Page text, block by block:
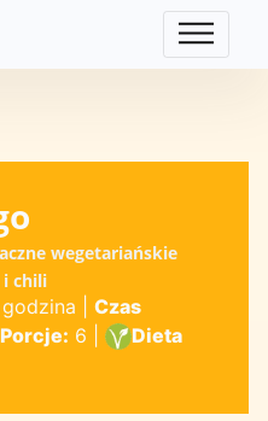
wegetariańskie
chili
godzina
Czas
Porcje: 6
Dieta